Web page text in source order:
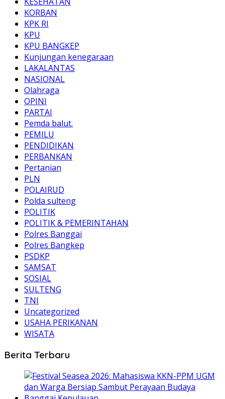
KORBAN
KPK RI
KPU
KPU BANGKEP
Kunjungan kenegaraan
LAKALANTAS
NASIONAL
Olahraga
OPINI
PARTAI
Pemda balut.
PEMILU
PENDIDIKAN
PERBANKAN
Pertanian
PLN
POLAIRUD
Polda sulteng
POLITIK
POLITIK & PEMERINTAHAN
Polres Banggai
Polres Bangkep
PSDKP
SAMSAT
SOSIAL
SULTENG
TNI
Uncategorized
USAHA PERIKANAN
WISATA
Berita Terbaru